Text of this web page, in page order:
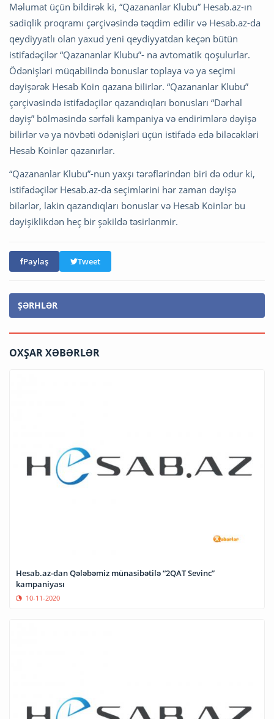
Məlumat üçün bildirək ki, “Qazananlar Klubu” Hesab.az-ın
sadiqlik proqramı çərçivəsində təqdim edilir və Hesab.az-da
qeydiyyatlı olan yaxud yeni qeydiyyatdan keçən bütün
istifadəçilər “Qazananlar Klubu”- na avtomatik qoşulurlar.
Ödənişləri müqabilində bonuslar toplaya və ya seçimi
dəyişərək Hesab Koin qazana bilirlər. “Qazananlar Klubu”
çərçivəsində istifadəçilər qazandıqları bonusları “Dərhal
dəyiş” bölməsində sərfəli kampaniya və endirimlərə dəyişə
bilirlər və ya növbəti ödənişləri üçün istifadə edə biləcəkləri
Hesab Koinlər qazanırlar.
“Qazananlar Klubu”-nun yaxşı tərəflərindən biri də odur ki,
istifadəçilər Hesab.az-da seçimlərini hər zaman dəyişə
bilərlər, lakin qazandıqları bonuslar və Hesab Koinlər bu
dəyişiklikdən heç bir şəkildə təsirlənmir.
Paylaş Tweet
ŞƏRHLƏR
OXŞAR XƏBƏRLƏR
Hesab.az-dan Qələbəmiz münasibətilə “2QAT Sevinc”
kampaniyası
10-11-2020